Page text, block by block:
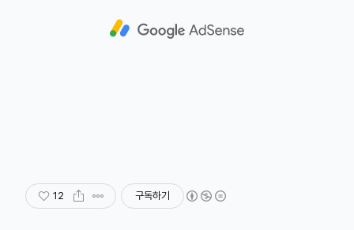
12 구독하기